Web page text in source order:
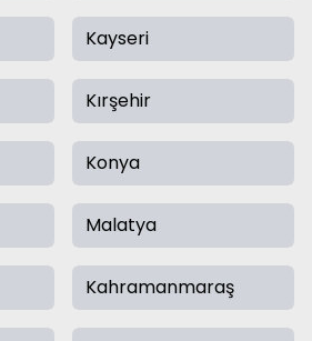
Kayseri
Kırşehir
Konya
Malatya
Kahramanmaraş